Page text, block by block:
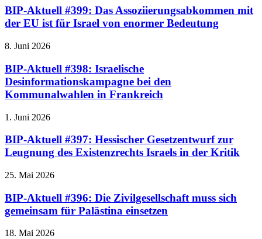
BIP-Aktuell #399: Das Assoziierungsabkommen mit
der EU ist für Israel von enormer Bedeutung
8. Juni 2026
BIP-Aktuell #398: Israelische
Desinformationskampagne bei den
Kommunalwahlen in Frankreich
1. Juni 2026
BIP-Aktuell #397: Hessischer Gesetzentwurf zur
Leugnung des Existenzrechts Israels in der Kritik
25. Mai 2026
BIP-Aktuell #396: Die Zivilgesellschaft muss sich
gemeinsam für Palästina einsetzen
18. Mai 2026